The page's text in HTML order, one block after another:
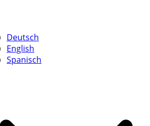
Deutsch
English
Spanisch